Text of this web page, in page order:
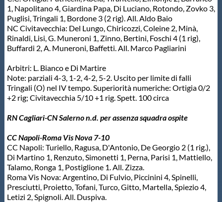
Master
Formazione
GUG
Scuole Nuoto
Propaganda
Centri Federali
1, Napolitano 4, Giardina Papa, Di Luciano, Rotondo, Zovko 3,
Puglisi, Tringali 1, Bordone 3 (2 rig). All. Aldo Baio
NC Civitavecchia: Del Lungo, Chiricozzi, Coleine 2, Minà,
Rinaldi, Lisi, G. Muneroni 1, Zinno, Bertini, Foschi 4 (1 rig),
Buffardi 2, A. Muneroni, Baffetti. All. Marco Pagliarini
Arbitri: L. Bianco e Di Martire
Note: parziali 4-3, 1-2, 4-2, 5-2. Uscito per limite di falli
Tringali (O) nel IV tempo. Superiorità numeriche: Ortigia 0/2
+2 rig; Civitavecchia 5/10 +1 rig. Spett. 100 circa
RN Cagliari-CN Salerno n.d. per assenza squadra ospite
CC Napoli-Roma Vis Nova 7-10
CC Napoli: Turiello, Ragusa, D'Antonio, De Georgio 2 (1 rig.),
Di Martino 1, Renzuto, Simonetti 1, Perna, Parisi 1, Mattiello,
Talamo, Ronga 1, Postiglione 1. All. Zizza.
Roma Vis Nova: Argentino, Di Fulvio, Piccinini 4, Spinelli,
Presciutti, Proietto, Tofani, Turco, Gitto, Martella, Spiezio 4,
Letizi 2, Spignoli. All. Duspiva.